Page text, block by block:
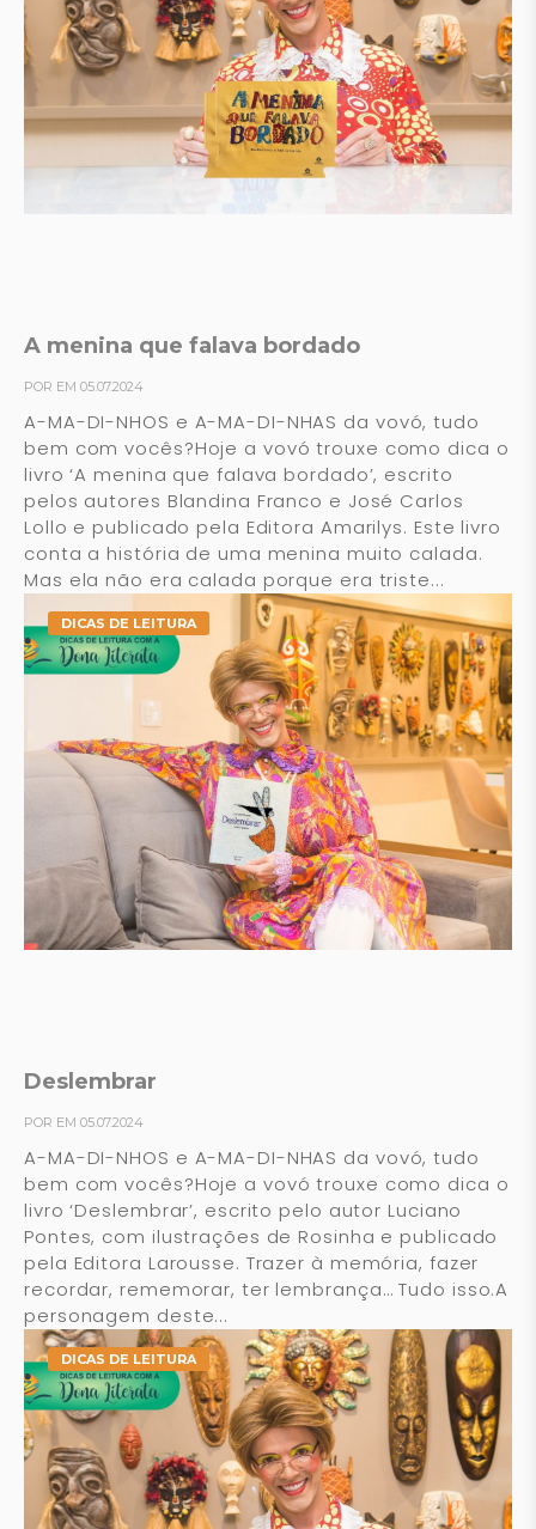
A menina que falava bordado
POR EM 05.07.2024
A-MA-DI-NHOS e A-MA-DI-NHAS da vovó, tudo
bem com vocês?Hoje a vovó trouxe como dica o
livro ‘A menina que falava bordado’, escrito
pelos autores Blandina Franco e José Carlos
Lollo e publicado pela Editora Amarilys. Este livro
conta a história de uma menina muito calada.
Mas ela não era calada porque era triste...
DICAS DE LEITURA
Deslembrar
POR EM 05.07.2024
A-MA-DI-NHOS e A-MA-DI-NHAS da vovó, tudo
bem com vocês?Hoje a vovó trouxe como dica o
livro ‘Deslembrar’, escrito pelo autor Luciano
Pontes, com ilustrações de Rosinha e publicado
pela Editora Larousse. Trazer à memória, fazer
recordar, rememorar, ter lembrança… Tudo isso.A
personagem deste...
DICAS DE LEITURA